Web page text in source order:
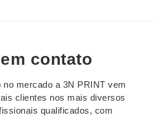
contato
mercado a 3N PRINT vem
clientes nos mais diversos
qualificados, com